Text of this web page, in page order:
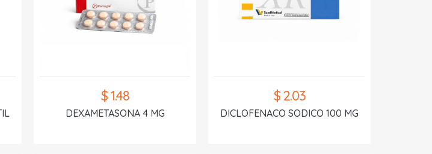
$ 1.48
DEXAMETASONA 4 MG
$ 2.03
DICLOFENACO SODICO 100 MG